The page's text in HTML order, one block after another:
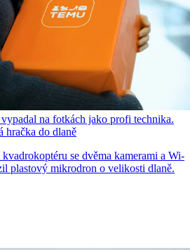
na fotkách jako profi technika.
hračka do dlaně
se dvěma kamerami a Wi-
plastový mikrodron o velikosti dlaně.